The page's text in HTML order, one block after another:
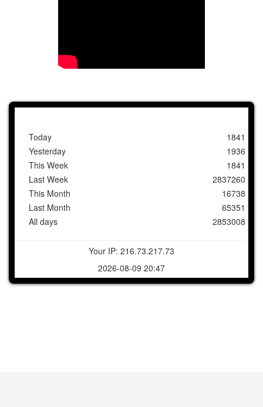
Today
Yesterday
This Week
Last Week
This Month
Last Month
All days
1841
1936
1841
2837260
16738
65351
2853008
Your IP: 216.73.217.73
2026-08-09 20:47